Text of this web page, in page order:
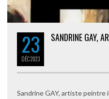
23
DÉC2023
SANDRINE GAY,
Sandrine GAY, artiste peintre